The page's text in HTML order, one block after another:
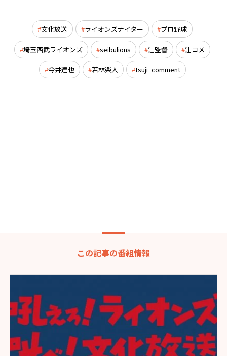
文化放送 ライオンズナイター プロ野球
埼玉西武ライオンズ seibulions 辻監督 辻コメ
今井達也 若林楽人 tsuji_comment
この記事の番組情報